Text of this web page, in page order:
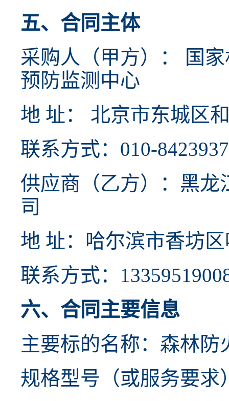
五、合同主体
采购人（甲方）： 国
预防监测中心
地 址： 北京市东城区
联系方式：010-
供应商（乙方）：黑龙
司
地 址：哈尔滨市香坊
联系方式：
六、合同主要信息
主要标的名称：森林防
规格型号（或服务要求